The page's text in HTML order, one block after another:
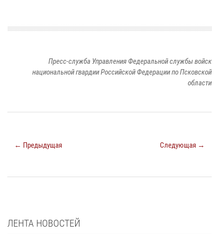
Пресс-служба Управления Федеральной службы войск
национальной гвардии Российской Федерации по Псковской
области
← Предыдущая Следующая →
ЛЕНТА НОВОСТЕЙ